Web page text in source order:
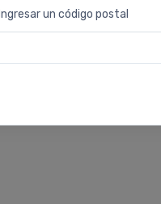
Ingresar un código postal